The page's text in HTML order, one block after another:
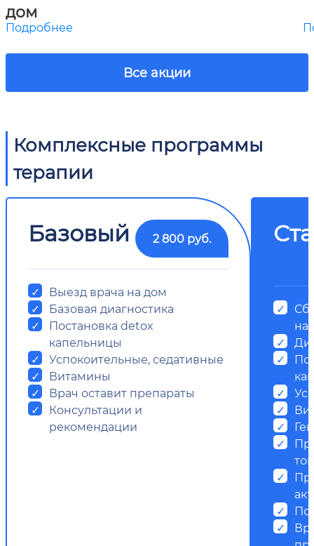
дом
Подробнее
Все акции
Комплексные программы
терапии
Базовый 2 800 руб.
Выезд врача на дом
Базовая диагностика
Постановка detox
капельницы
Успокоительные, седативные
Витамины
Врач оставит препараты
Консультации и
рекомендации
на